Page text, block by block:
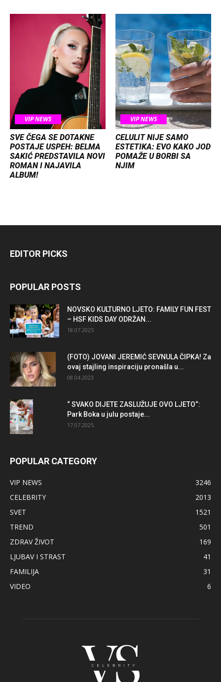
VIP NEWS
SVE ČEGA SE DOTAKNE
POSTAJE USPEH: BELMA
SAKIĆ PREDSTAVILA NOVI
ROMAN I NAJAVILA
ALBUM!
VIP NEWS
CELULIT NIJE SAMO
ESTETIKA: EVO KAKO JOD
POMAŽE U BORBI SA
NJIM
EDITOR PICKS
POPULAR POSTS
NOVSKO KULTURNO LJETO: FAMILY FUN FEST
– HSF KIDS DAY ODRŽAN...
18.07.2025
(FOTO) JOVANI JEREMIĆ SEVNULA ČIPKA! Za
ovaj stajling inspiraciju pronašla u...
08.04.2023
“ SVAKO DIJETE ZASLUŽUJE OVO LJETO“:
Park Boka u julu postaje...
17.07.2025
POPULAR CATEGORY
VIP NEWS
3246
CELEBRITY
2013
SVET
1521
TREND
501
ZDRAV ŽIVOT
169
LJUBAV I STRAST
41
FAMILIJA
31
VIDEO
6